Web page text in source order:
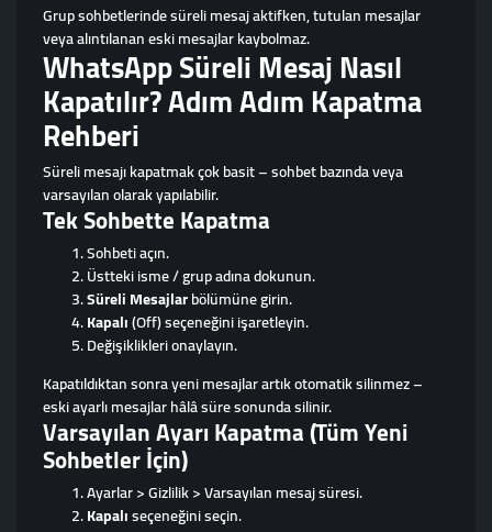
Grup sohbetlerinde süreli mesaj aktifken, tutulan mesajlar
veya alıntılanan eski mesajlar kaybolmaz.
WhatsApp Süreli Mesaj Nasıl
Kapatılır? Adım Adım Kapatma
Rehberi
Süreli mesajı kapatmak çok basit – sohbet bazında veya
varsayılan olarak yapılabilir.
Tek Sohbette Kapatma
Sohbeti açın.
Üstteki isme / grup adına dokunun.
Süreli Mesajlarbölümüne girin.
Kapalı(Off) seçeneğini işaretleyin.
Değişiklikleri onaylayın.
Kapatıldıktan sonra yeni mesajlar artık otomatik silinmez –
eski ayarlı mesajlar hâlâ süre sonunda silinir.
Varsayılan Ayarı Kapatma (Tüm Yeni
Sohbetler İçin)
Ayarlar > Gizlilik > Varsayılan mesaj süresi.
Kapalıseçeneğini seçin.